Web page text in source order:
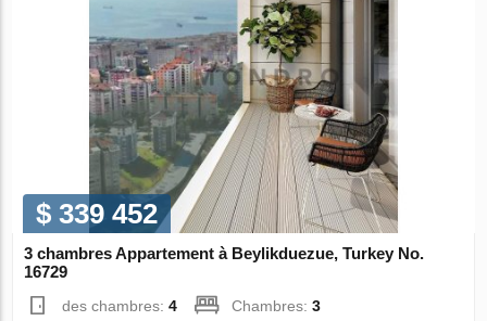
$ 339 452
3 chambres Appartement à Beylikduezue, Turkey No.
16729
des chambres:4 Chambres:3